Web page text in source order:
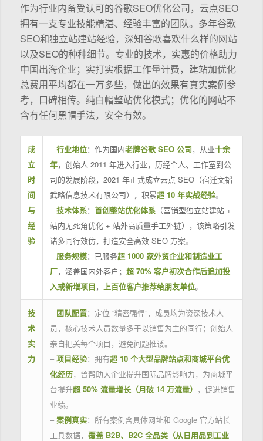
作为行业内备受认可的谷歌SEO优化公司，云点SEO
拥有一支专业技能精湛、经验丰富的团队。多年谷歌
SEO和独立站建站经验，深知谷歌喜欢什么样的网站
以及SEO的种种细节。专业的技术，实惠的价格助力
中国出海企业；实打实根据工作量计费，建站加优化
总费用平均都在一万多些，做出的效果有真实案例参
考，口碑相传。纯白帽整站优化模式；优化的网站不
含有任何黑帽手法，安全有效。
成
立
时
间
与
经
验
–行业地位：作为国内老牌谷歌 SEO 公司，从业十余
年，创始人 2011 年进入行业，历经个人、工作室到公
司的发展阶段，2021 年正式成立云点 SEO（宿迁文韬
武略信息技术有限公司），积累超 10 年实战经验。
–技术体系： 首创整站优化体系（营销型独立站建站 +
站内无死角优化 + 站外高质量手工外链），该策略引发
诸多同行效仿，打造安全高效 SEO 方案。
– 服务规模：已服务超 1000 家外贸企业和制造业工
厂，涵盖国内外客户； 超 70% 客户初次合作后追加投
入或新增项目， 上百位客户推荐给朋友单位。
技
术
实
力
– 团队配置：定位 “精密强悍”，成员均为资深技术人
员，核心技术人员数量多于以销售为主的同行；创始人
亲自把关每个项目，避免问题推诿。
– 项目经验：拥有超 10 个大型品牌站点和商城平台优
化经历，曾帮助大企业提升国际品牌影响力，为商城平
台提升超 50% 流量增长（月破 14 万流量） ，促进销售
业绩。
– 案例真实：所有案例含具体网址和 Google 官方站长
工具数据， 覆盖 B2B、B2C 全品类（从日用品到工业